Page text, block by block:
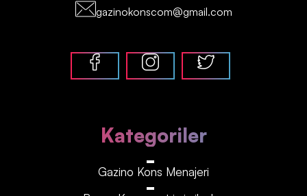
gazinokonscom@gmail.com
Kategoriler
Gazino Kons Menajeri